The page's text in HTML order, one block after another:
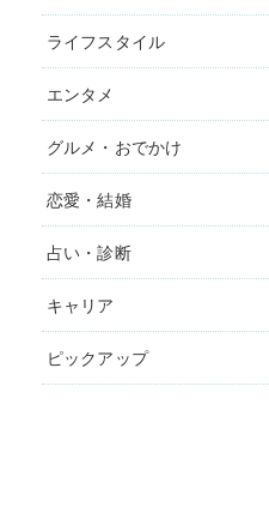
ライフスタイル
エンタメ
グルメ・おでかけ
恋愛・結婚
占い・診断
キャリア
ピックアップ